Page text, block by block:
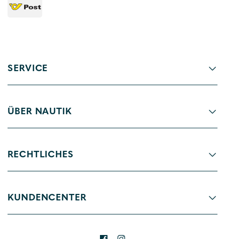
SERVICE
ÜBER NAUTIK
RECHTLICHES
KUNDENCENTER